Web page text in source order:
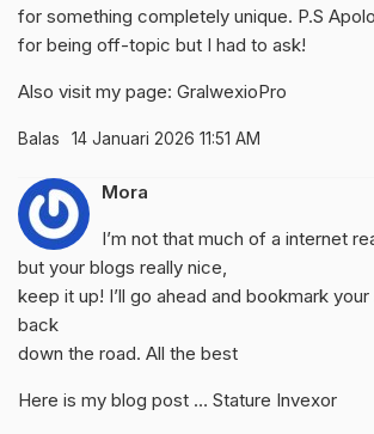
for something completely unique. P.S
for being off-topic but I had to ask!
Also visit my page: GralwexioPro
Balas 14 Januari 2026 11:51 AM
Mora
I’m not that much of a internet
but your blogs really nice,
keep it up! I’ll go ahead and bookmark
back
down the road. All the best
Here is my blog post … Stature Invexor